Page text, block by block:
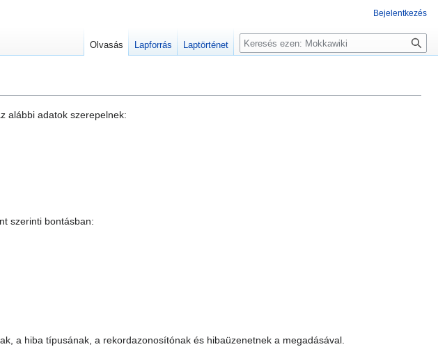
alábbi adatok szerepelnek:
szerinti bontásban:
a hiba típusának, a rekordazonosítónak és hibaüzenetnek a megadásával.
Bejelentkezés
Olvasás Lapforrás Laptörténet Keresés